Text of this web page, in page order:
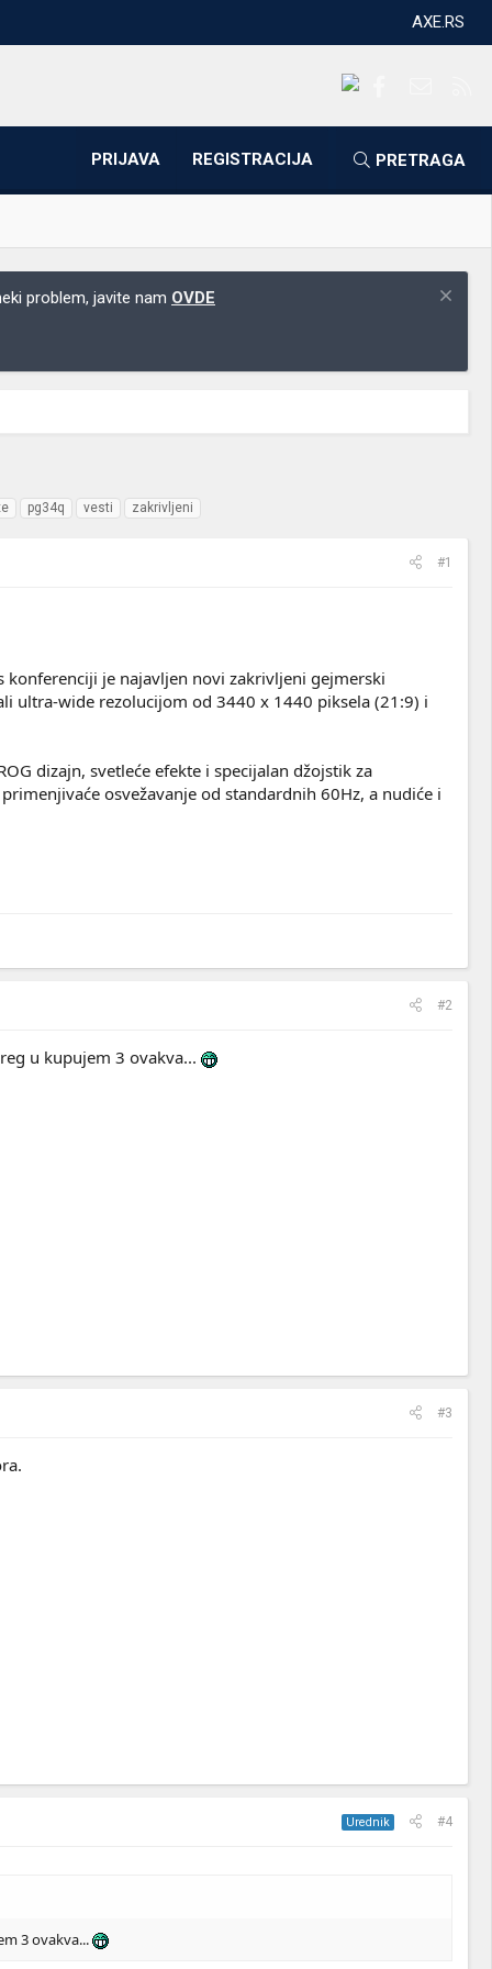
AXE.RS
PRIJAVA REGISTRACIJA PRETRAGA
problem, javite nam OVDE
pg34q vesti zakrivljeni
#1
konferenciji je najavljen novi zakrivljeni gejmerski
ultra-wide rezolucijom od 3440 x 1440 piksela (21:9) i
dizajn, svetleće efekte i specijalan džojstik za
osvežavanje od standardnih 60Hz, a nudiće i
#2
u kupujem 3 ovakva...
#3
Urednik #4
3 ovakva...